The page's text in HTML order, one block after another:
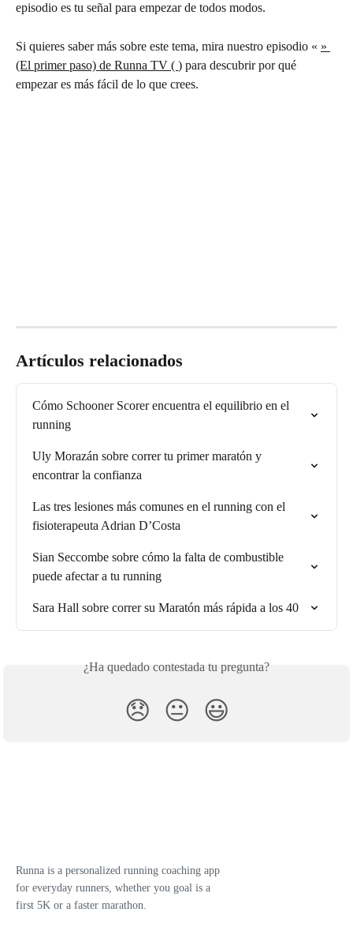
episodio es tu señal para empezar de todos modos.
Si quieres saber más sobre este tema, mira nuestro episodio « »
(El primer paso) de Runna TV ( ) para descubrir por qué
empezar es más fácil de lo que crees.
Artículos relacionados
Cómo Schooner Scorer encuentra el equilibrio en el
running
Uly Morazán sobre correr tu primer maratón y
encontrar la confianza
Las tres lesiones más comunes en el running con el
fisioterapeuta Adrian D’Costa
Sian Seccombe sobre cómo la falta de combustible
puede afectar a tu running
Sara Hall sobre correr su Maratón más rápida a los 40
¿Ha quedado contestada tu pregunta?
😞 😐 😃
Runna is a personalized running coaching app
for everyday runners, whether you goal is a
first 5K or a faster marathon.